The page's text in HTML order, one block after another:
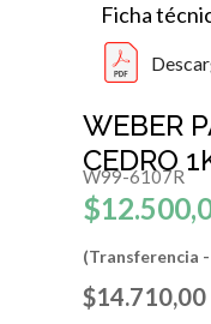
Ficha
WEBER
CEDRO
W99-6107R
(Transferencia
$14.710,00